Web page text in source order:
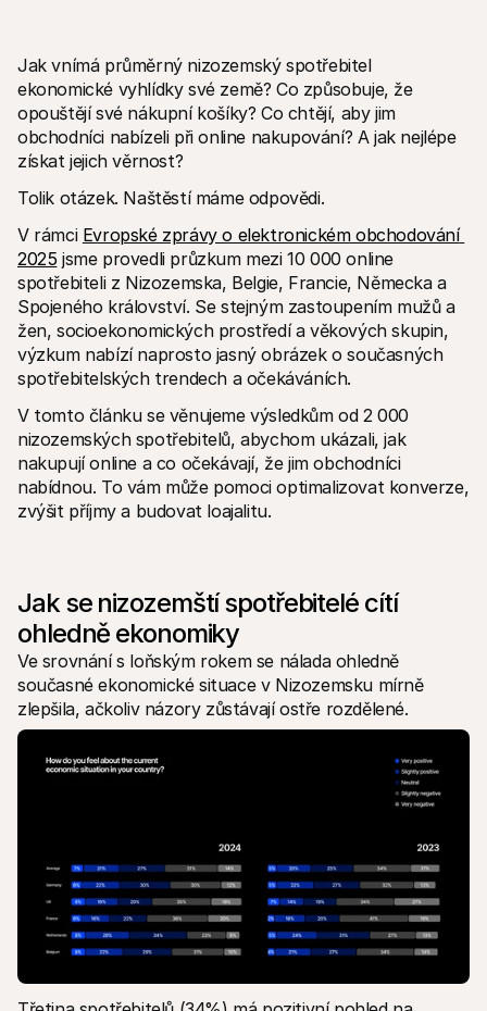
Technické zdroje
Portál pro vývojáře
Knihovny
Komunita na Discordu
Připojte se k naší komunitě vývojářů
Mollie
O Mollie
Ceník
Podívejte se na naše ceny
O nás
Zjistěte více o našem příběhu a
hodnotách
Novinky
Přečtěte si nejnovější zprávy od
Mollie
Kariéra
Přidejte se k nám - hledáme nové
kolegy!
Kontakt
Pro nakupující
Kontaktujte obchodní tým
Zjistěte, jak můžeme pomoci vašemu podnikání
Jak vnímá průměrný nizozemský spotřebitel
ekonomické vyhlídky své země? Co způsobuje, že
opouštějí své nákupní košíky? Co chtějí, aby jim
obchodníci nabízeli při online nakupování? A jak nejlépe
získat jejich věrnost?
Tolik otázek. Naštěstí máme odpovědi.
V rámci Evropské zprávy o elektronickém obchodování
2025 jsme provedli průzkum mezi 10 000 online
spotřebiteli z Nizozemska, Belgie, Francie, Německa a
Spojeného království. Se stejným zastoupením mužů a
žen, socioekonomických prostředí a věkových skupin,
výzkum nabízí naprosto jasný obrázek o současných
spotřebitelských trendech a očekáváních.
V tomto článku se věnujeme výsledkům od 2 000
nizozemských spotřebitelů, abychom ukázali, jak
nakupují online a co očekávají, že jim obchodníci
nabídnou. To vám může pomoci optimalizovat konverze,
zvýšit příjmy a budovat loajalitu.
Jak se nizozemští spotřebitelé cítí
ohledně ekonomiky
Ve srovnání s loňským rokem se nálada ohledně
současné ekonomické situace v Nizozemsku mírně
zlepšila, ačkoliv názory zůstávají ostře rozdělené.